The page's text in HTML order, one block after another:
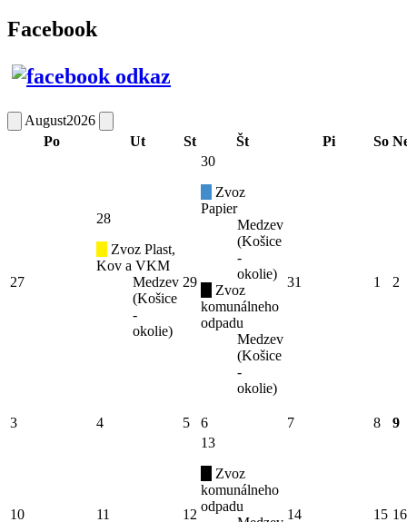
Facebook
August2026
Po
Ut St Št Pi So
27
28
Zvoz Plast,
Kov a VKM
Medzev
(Košice
-
okolie)
29
30
Zvoz
Papier
Medzev
(Košice
-
okolie)
Zvoz
komunálneho
odpadu
Medzev
(Košice
-
okolie)
31 1 2
3 4 5 6 7 8 9
10 11 12
13
Zvoz
komunálneho
odpadu
14 15 16